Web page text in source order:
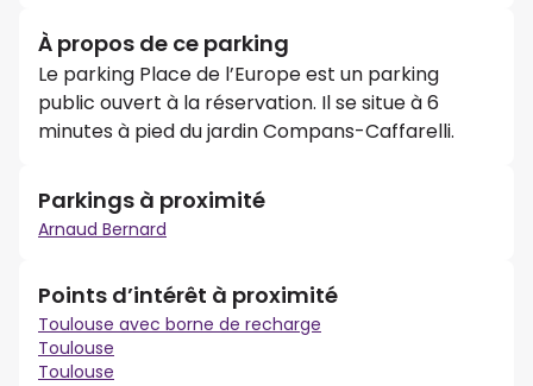
À propos de ce parking
Le parking Place de l’Europe est un parking
public ouvert à la réservation. Il se situe à 6
minutes à pied du jardin Compans-Caffarelli.
Parkings à proximité
Arnaud Bernard
Points d’intérêt à proximité
Toulouse avec borne de recharge
Toulouse
Toulouse